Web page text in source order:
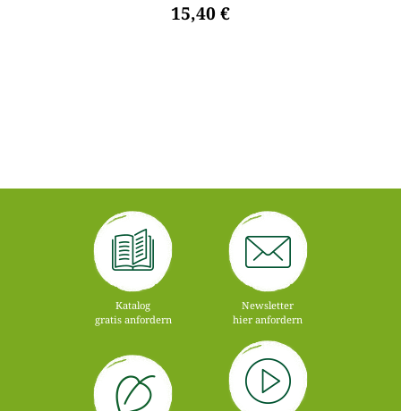
15,40 €
Katalog
gratis anfordern
Newsletter
hier anfordern